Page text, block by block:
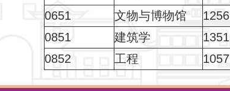
0651
文物与博物馆 1256
0851
建筑学 1351
0852
工程 1057